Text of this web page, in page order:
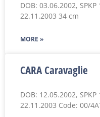
DOB: 03.06.2002,
22.11.2003 34 cm
MORE »
CARA Caravaglie
DOB: 12.05.2002,
22.11.2003 Code: 00/